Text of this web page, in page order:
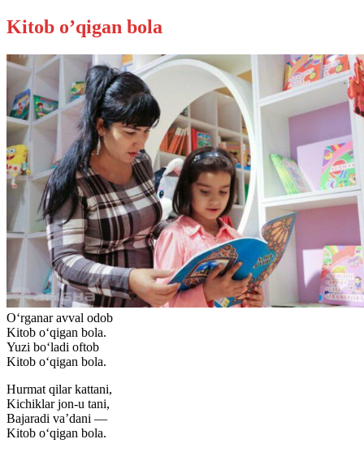
Kitob o’qigan bola
O‘rganar avval odob
Kitob o‘qigan bola.
Yuzi bo‘ladi oftob
Kitob o‘qigan bola.
Hurmat qilar kattani,
Kichiklar jon-u tani,
Bajaradi va’dani —
Kitob o‘qigan bola.